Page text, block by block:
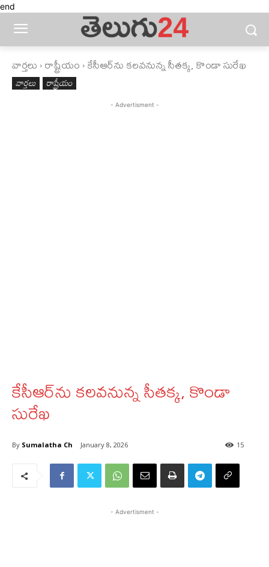
end
వార్తలు రాష్ట్రీయం కేసీఆర్‌ను కలవనున్న సీతక్క, కొండా సురేఖ
వార్తలు రాష్ట్రీయం
- Advertisment -
కేసీఆర్‌ను కలవనున్న సీతక్క, కొండా
సురేఖ
By Sumalatha Ch January 8, 2026 15
- Advertisment -